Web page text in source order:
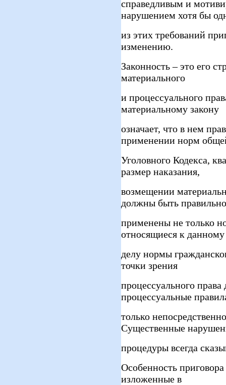
справедливым и
нарушением хотя бы
из этих требований
изменению.
Законность – это его
материального
и процессуального
материальному закону
означает, что в нем
применении норм
Уголовного Кодекса,
размер наказания,
возмещении
должны быть правильно
применены не только
относящиеся к данному
делу нормы
точки зрения
процессуального
процессуальные
только
Существенные
процедуры всегда
Особенность
изложенные в